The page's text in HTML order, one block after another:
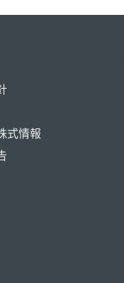
式情報